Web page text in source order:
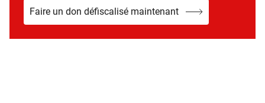
Faire un don défiscalisé maintenant